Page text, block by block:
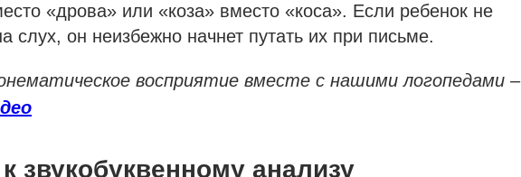
«дрова» или «коза» вместо «коса». Если ребенок не
слух, он неизбежно начнет путать их при письме.
восприятие вместе с нашими логопедами –
звукобуквенному анализу